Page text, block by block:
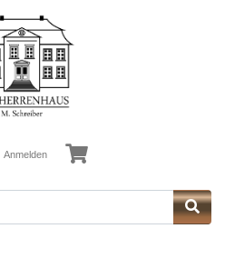
Anmelden